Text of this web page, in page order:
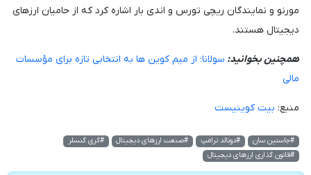
مورنو و نمایندگان ریچی تورس و اندی بار اشاره کرد که از حامیان ارزهای
دیجیتال هستند.
همچنین بخوانید: سولانا؛ از میم کوین ها به انتخابی تازه برای مؤسسات
مالی
منبع: بیت کوینیست
#جاستین سان #دونالد ترامپ #صنعت ارزهای دیجیتال
#گری گنسلر
#قانون گذاری ارزهای دیجیتال